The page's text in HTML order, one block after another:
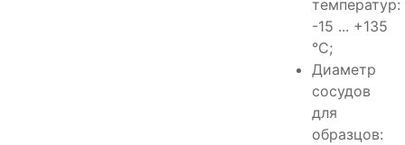
температур:
-15 ... +135
°C;
Диаметр
сосудов
для
образцов: